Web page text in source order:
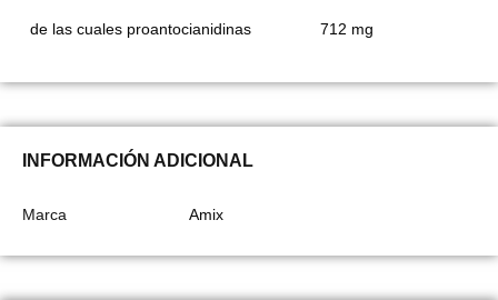
de las cuales proantocianidinas 712 mg
INFORMACIÓN ADICIONAL
Marca Amix